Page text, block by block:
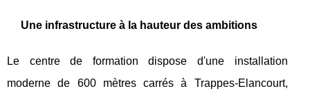
Une infrastructure à la hauteur des ambitions
Le centre de formation dispose d'une installation
moderne de 600 mètres carrés à Trappes-Elancourt,